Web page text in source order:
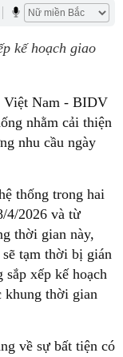
kế hoạch giao
Việt Nam - BIDV
nhằm cải thiện
nhu cầu ngày
thống trong hai
4/2026 và từ
thời gian này,
tạm thời bị gián
xếp kế hoạch
khung thời gian
về sự bất tiện có